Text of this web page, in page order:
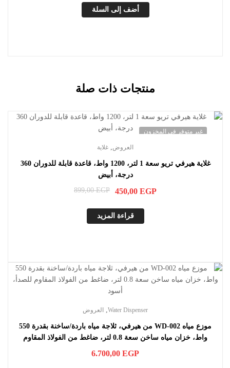
أضف إلى السلة
منتجات ذات صلة
غير متوفر في المخزون
العروض, غلاية
غلاية هيرفي تريو سعة 1 لتر، 1200 واط، قاعدة قابلة للدوران 360
درجة، أبيض
899,00EGP 450,00 EGP
قراءة المزيد
Water Dispenser العروض
موزع مياه WD-002 من هيرفي، ثلاجة مياه باردة/ساخنة بقدرة 550
واط، خزان مياه ساخن سعة 0.8 لتر، ضاغط من الفولاذ المقاوم
6.700,00 EGP